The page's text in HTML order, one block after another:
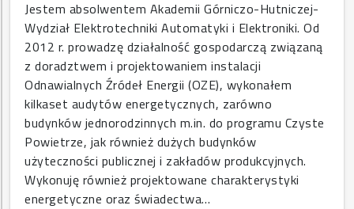
Jestem absolwentem Akademii Górniczo-Hutniczej-
Wydział Elektrotechniki Automatyki i Elektroniki. Od
2012 r. prowadzę działalność gospodarczą związaną
z doradztwem i projektowaniem instalacji
Odnawialnych Źródeł Energii (OZE), wykonałem
kilkaset audytów energetycznych, zarówno
budynków jednorodzinnych m.in. do programu Czyste
Powietrze, jak również dużych budynków
użyteczności publicznej i zakładów produkcyjnych.
Wykonuję również projektowane charakterystyki
energetyczne oraz świadectwa…